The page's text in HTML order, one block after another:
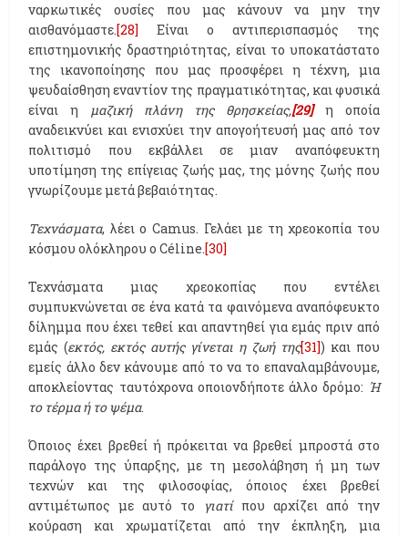
ναρκωτικές ουσίες που μας κάνουν να μην την
αισθανόμαστε.[28]
Είναι ο αντιπερισπασμός της
επιστημονικής δραστηριότητας, είναι το υποκατάστατο
της ικανοποίησης που μας προσφέρει η τέχνη, μια
ψευδαίσθηση εναντίον της πραγματικότητας, και φυσικά
είναι η μαζική πλάνη της θρησκείας,[29]η οποία
αναδεικνύει και ενισχύει την απογοήτευσή μας από τον
πολιτισμό που εκβάλλει σε μιαν αναπόφευκτη
υποτίμηση της επίγειας ζωής μας, της μόνης ζωής που
γνωρίζουμε μετά βεβαιότητας.
Τεχνάσματα, λέει ο Camus. Γελάει με τη χρεοκοπία του
κόσμου ολόκληρου ο Céline.[30]
Τεχνάσματα μιας χρεοκοπίας που εντέλει
συμπυκνώνεται σε ένα κατά τα φαινόμενα αναπόφευκτο
δίλημμα που έχει τεθεί και απαντηθεί για εμάς πριν από
εμάς (εκτός, εκτός αυτής γίνεται η ζωή της[31]) και που
εμείς άλλο δεν κάνουμε από το να το επαναλαμβάνουμε,
αποκλείοντας ταυτόχρονα οποιονδήποτε άλλο δρόμο: Ή
το τέρμα ή το ψέμα.
Όποιος έχει βρεθεί ή πρόκειται να βρεθεί μπροστά στο
παράλογο της ύπαρξης, με τη μεσολάβηση ή μη των
τεχνών και της φιλοσοφίας, όποιος έχει βρεθεί
αντιμέτωπος με αυτό το
γιατίπου αρχίζει από την
κούραση και χρωματίζεται από την έκπληξη, μια